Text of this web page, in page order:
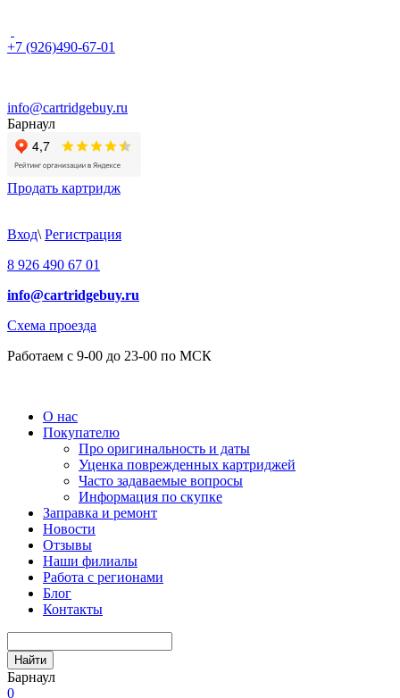
+7 (926)490-67-01
info@cartridgebuy.ru
Барнаул
Продать картридж
Вход\ Регистрация
8 926 490 67 01
info@cartridgebuy.ru
Схема проезда
Работаем с 9-00 до 23-00 по МСК
О нас
Покупателю
Про оригинальность и даты
Уценка поврежденных картриджей
Часто задаваемые вопросы
Информация по скупке
Заправка и ремонт
Новости
Отзывы
Наши филиалы
Работа с регионами
Блог
Контакты
Найти
Барнаул
0